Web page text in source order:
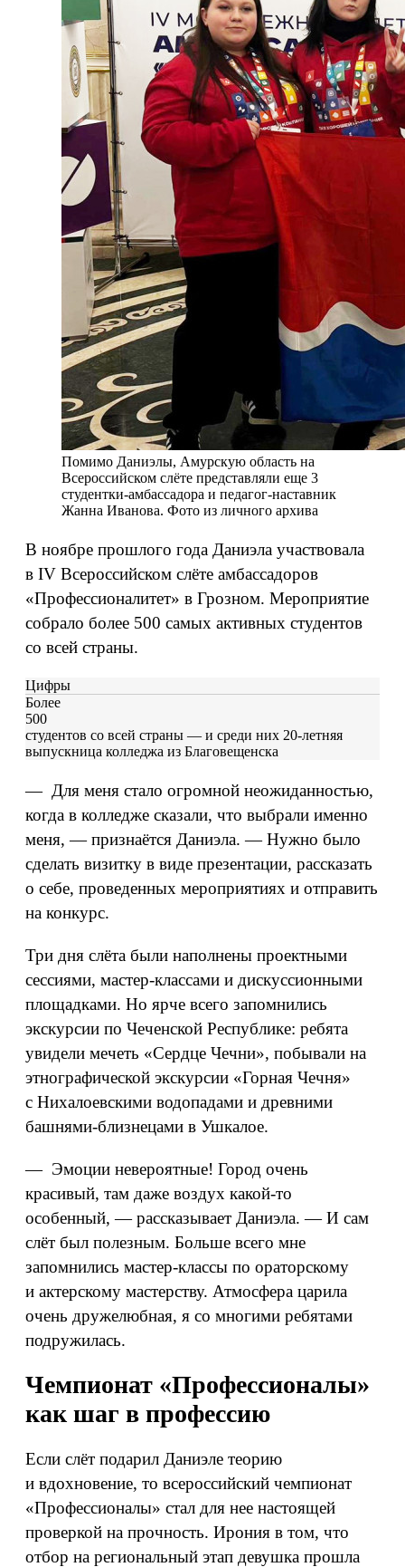
Помимо Даниэлы, Амурскую область на
Всероссийском слёте представляли еще 3
студентки-амбассадора и педагог-наставник
Жанна Иванова. Фото из личного архива
В ноябре прошлого года Даниэла участвовала
в IV Всероссийском слёте амбассадоров
«Профессионалитет» в Грозном. Мероприятие
собрало более 500 самых активных студентов
со всей страны.
Цифры
Более
500
студентов со всей страны — и среди них 20-летняя
выпускница колледжа из Благовещенска
— Для меня стало огромной неожиданностью,
когда в колледже сказали, что выбрали именно
меня, — признаётся Даниэла. — Нужно было
сделать визитку в виде презентации, рассказать
о себе, проведенных мероприятиях и отправить
на конкурс.
Три дня слёта были наполнены проектными
сессиями, мастер-классами и дискуссионными
площадками. Но ярче всего запомнились
экскурсии по Чеченской Республике: ребята
увидели мечеть «Сердце Чечни», побывали на
этнографической экскурсии «Горная Чечня»
с Нихалоевскими водопадами и древними
башнями-близнецами в Ушкалое.
— Эмоции невероятные! Город очень
красивый, там даже воздух какой‑то
особенный, — рассказывает Даниэла. — И сам
слёт был полезным. Больше всего мне
запомнились мастер-классы по ораторскому
и актерскому мастерству. Атмосфера царила
очень дружелюбная, я со многими ребятами
подружилась.
Чемпионат «Профессионалы»
как шаг в профессию
Если слёт подарил Даниэле теорию
и вдохновение, то всероссийский чемпионат
«Профессионалы» стал для нее настоящей
проверкой на прочность. Ирония в том, что
отбор на региональный этап девушка прошла